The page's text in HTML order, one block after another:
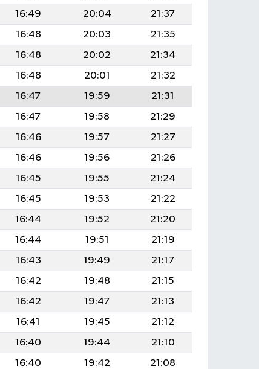
16:49 20:04
21:37
16:48 20:03
21:35
16:48 20:02
21:34
16:48 20:01
21:32
16:47 19:59
21:31
16:47 19:58
21:29
16:46 19:57
21:27
16:46 19:56
21:26
16:45 19:55
21:24
16:45 19:53
21:22
16:44 19:52
21:20
16:44 19:51
21:19
16:43 19:49
21:17
16:42 19:48
21:15
16:42 19:47
21:13
16:41 19:45
21:12
16:40 19:44
21:10
16:40 19:42
21:08